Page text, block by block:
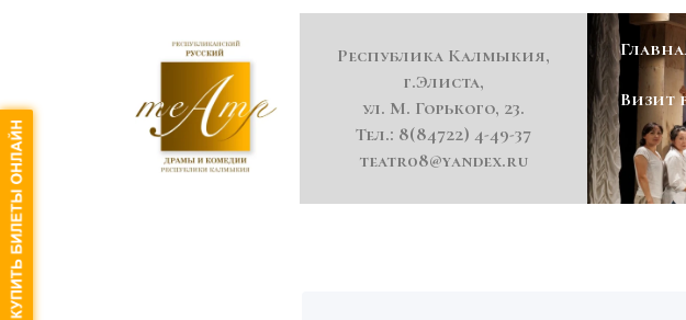
Республика Калмыкия,
г.Элиста,
ул. М. Горького, 23.
Тел.: 8(84722) 4-49-37
teatr08@yandex.ru
Визит